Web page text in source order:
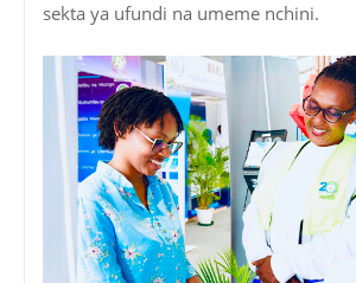
sekta ya ufundi na umeme nchini.